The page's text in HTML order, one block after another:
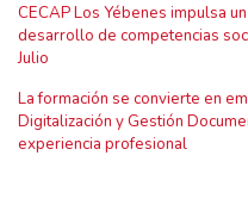
CECAP Los Yébenes impulsa
desarrollo de competencias
Julio
La formación se convierte en
Digitalización y Gestión
experiencia profesional